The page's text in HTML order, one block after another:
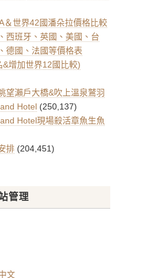
＆世界42國潘朵拉價格比較
西班牙、英國、美國、台
德國、法國等價格表
增加世界12國比較)
望瀨戶大橋&吹上溫泉鷲羽
Hotel (250,137)
Hotel現場殺活章魚生魚
排 (204,451)
管理
文